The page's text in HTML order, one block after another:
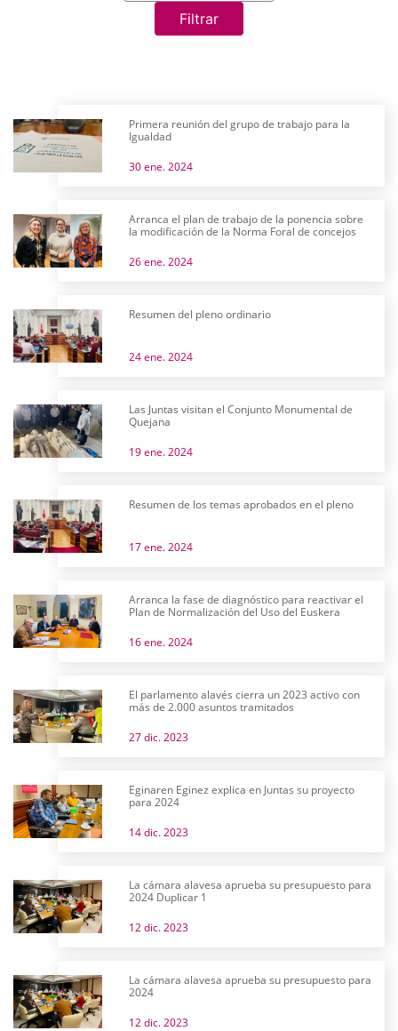
Filtrar
Primera reunión del grupo de trabajo para la
Igualdad
30 ene. 2024
Arranca el plan de trabajo de la ponencia sobre
la modificación de la Norma Foral de concejos
26 ene. 2024
Resumen del pleno ordinario
24 ene. 2024
Las Juntas visitan el Conjunto Monumental de
Quejana
19 ene. 2024
Resumen de los temas aprobados en el pleno
17 ene. 2024
Arranca la fase de diagnóstico para reactivar el
Plan de Normalización del Uso del Euskera
16 ene. 2024
El parlamento alavés cierra un 2023 activo con
más de 2.000 asuntos tramitados
27 dic. 2023
Eginaren Eginez explica en Juntas su proyecto
para 2024
14 dic. 2023
La cámara alavesa aprueba su presupuesto para
2024 Duplicar 1
12 dic. 2023
La cámara alavesa aprueba su presupuesto para
2024
12 dic. 2023